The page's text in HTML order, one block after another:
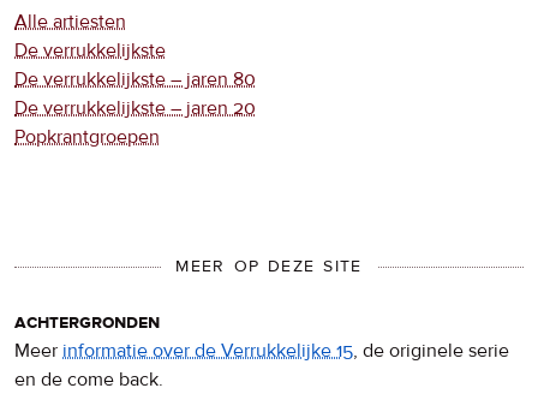
Alle artiesten
De verrukkelijkste
De verrukkelijkste – jaren 80
De verrukkelijkste – jaren 20
Popkrantgroepen
MEER OP DEZE SITE
achtergronden
Meer informatie over de Verrukkelijke 15, de originele serie
en de come back.